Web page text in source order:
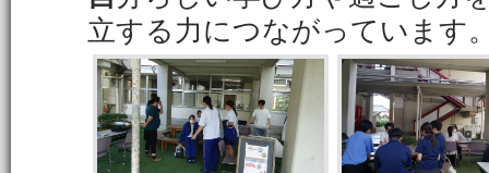
立する力につながっています